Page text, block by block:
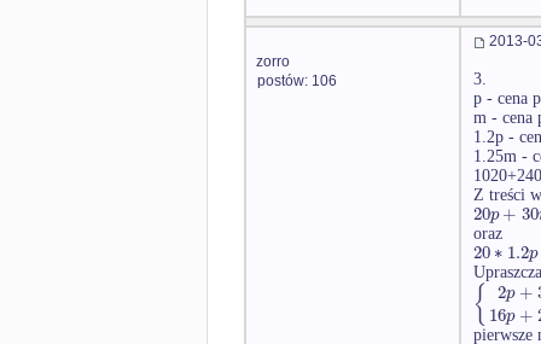
zorro
postów: 106
2013-
3.
p - cena
m - cena
1.2p -
1.25m -
Z treści
20p+ 30
oraz
20∗ 1.2p
{ 2p +
16p +
pierwsze